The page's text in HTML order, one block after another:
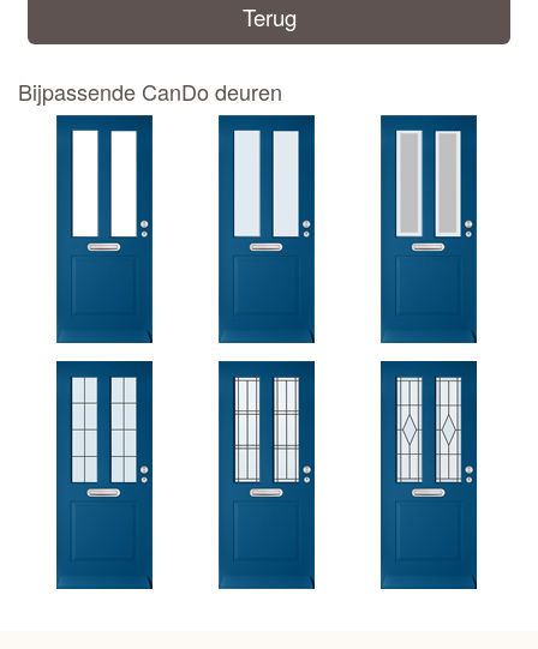
Terug
Bijpassende CanDo deuren